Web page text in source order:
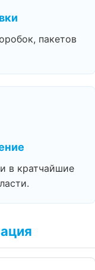
пакетов
в кратчайшие